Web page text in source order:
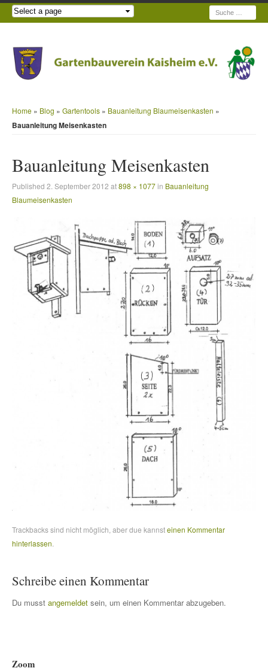
Suche
Home» Blog » Gartentools» Bauanleitung Blaumeisenkasten »
Bauanleitung Meisenkasten
Bauanleitung Meisenkasten
Published 2. September 2012 at898 × 1077in Bauanleitung
Blaumeisenkasten
Trackbacks sind nicht möglich, aber due kannsteinen Kommentar
hinterlassen
Schreibe einen Kommentar
Du musst angemeldetsein, um einen Kommentar abzugeben.
Zoom